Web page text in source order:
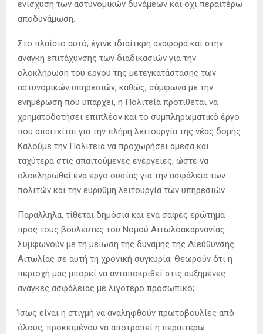
ενίσχυση των αστυνομικών δυνάμεων και όχι περαιτέρω
αποδυνάμωση.
Στο πλαίσιο αυτό, έγινε ιδιαίτερη αναφορά και στην
ανάγκη επιτάχυνσης των διαδικασιών για την
ολοκλήρωση του έργου της μετεγκατάστασης των
αστυνομικών υπηρεσιών, καθώς, σύμφωνα με την
ενημέρωση που υπάρχει, η Πολιτεία προτίθεται να
χρηματοδοτήσει επιπλέον και το συμπληρωματικό έργο
που απαιτείται για την πλήρη λειτουργία της νέας δομής.
Καλούμε την Πολιτεία να προχωρήσει άμεσα και
ταχύτερα στις απαιτούμενες ενέργειες, ώστε να
ολοκληρωθεί ένα έργο ουσίας για την ασφάλεια των
πολιτών και την εύρυθμη λειτουργία των υπηρεσιών.
Παράλληλα, τίθεται δημόσια και ένα σαφές ερώτημα
προς τους βουλευτές του Νομού Αιτωλοακαρνανίας.
Συμφωνούν με τη μείωση της δύναμης της Διεύθυνσης
Αιτωλίας σε αυτή τη χρονική συγκυρία; Θεωρούν ότι η
περιοχή μας μπορεί να ανταποκριθεί στις αυξημένες
ανάγκες ασφάλειας με λιγότερο προσωπικό;
Ίσως είναι η στιγμή να αναληφθούν πρωτοβουλίες από
όλους, προκειμένου να αποτραπεί η περαιτέρω